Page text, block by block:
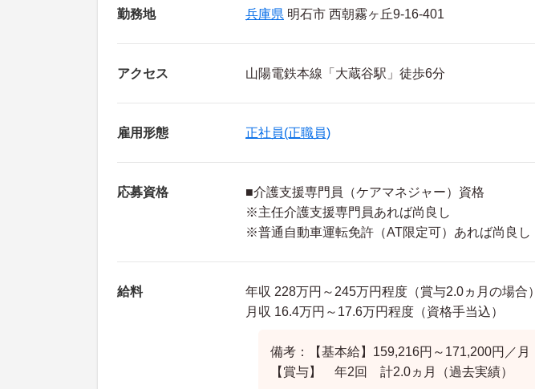
勤務地 兵庫県 明石市 西朝霧ヶ丘9-16-401
アクセス 山陽電鉄本線「大蔵谷駅」徒歩6分
雇用形態 正社員(正職員)
応募資格
■介護支援専門員（ケアマネジャー）資格
※主任介護支援専門員あれば尚良し
※普通自動車運転免許（AT限定可）あれば尚良し
給料
年収 228万円～245万円程度（賞与2.0ヵ月の場合）
月収 16.4万円～17.6万円程度（資格手当込）
備考：【基本給】159,216円～171,200円／月
【賞与】 年2回 計2.0ヵ月（過去実績）